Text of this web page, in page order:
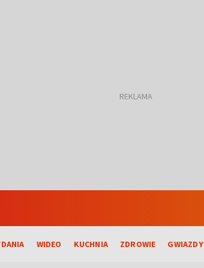
WIDEO KUCHNIA ZDROWIE GWIAZDY